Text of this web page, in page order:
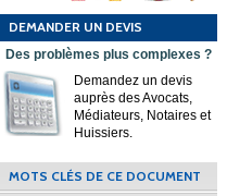
DEMANDER UN DEVIS
Des problèmes plus complexes ?
Demandez un devis
auprès des Avocats,
Médiateurs, Notaires et
Huissiers.
MOTS CLÉS DE CE DOCUMENT